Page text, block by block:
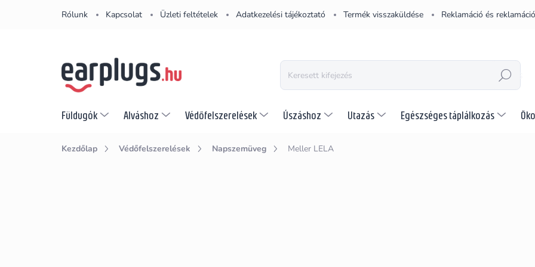
Rólunk Kapcsolat Üzleti feltételek Adatkezelési tájékoztató Termék visszaküldése Reklamáció és
KERESÉS
Füldugók Alváshoz Védőfelszerelések Úszáshoz Utazás Egészséges táplálkozás
Kezdőlap Védőfelszerelések Napszemüveg Meller LELA